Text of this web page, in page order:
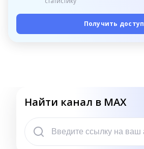
Получить доступ
Найти канал в MAX